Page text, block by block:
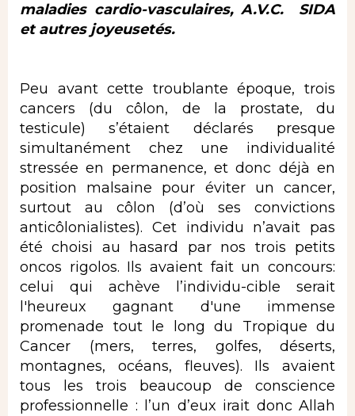
maladies cardio-vasculaires, A.V.C. SIDA
et autres joyeusetés.
Peu avant cette troublante époque, trois
cancers (du côlon, de la prostate, du
testicule) s’étaient déclarés presque
simultanément chez une individualité
stressée en permanence, et donc déjà en
position malsaine pour éviter un cancer,
surtout au côlon (d’où ses convictions
anticôlonialistes). Cet individu n’avait pas
été choisi au hasard par nos trois petits
oncos rigolos. Ils avaient fait un concours:
celui qui achève l’individu-cible serait
l'heureux gagnant d'une immense
promenade tout le long du Tropique du
Cancer (mers, terres, golfes, déserts,
montagnes, océans, fleuves). Ils avaient
tous les trois beaucoup de conscience
professionnelle : l’un d’eux irait donc Allah